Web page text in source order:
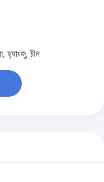
হ্যাংজু, চীন